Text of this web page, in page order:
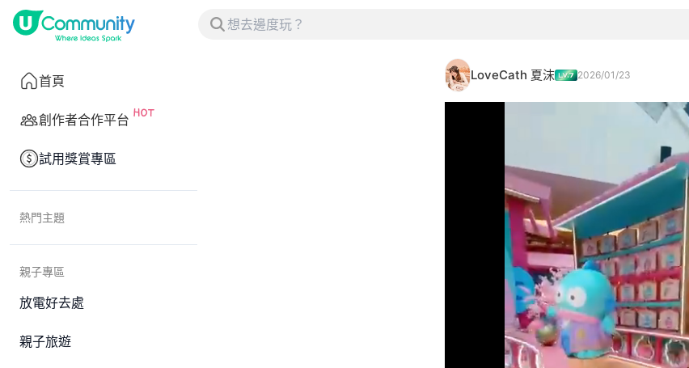
首頁
創作者合作平台
試用獎賞專區
熱門主題
親子專區
放電好去處
親子旅遊
LoveCath 夏沫 2026/01/23